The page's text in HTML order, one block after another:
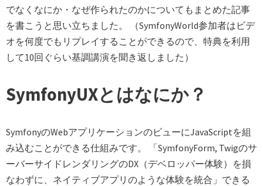
でなくなにか・なぜ作られたのかについてもまとめた記事
を書こうと思い立ちました。 （SymfonyWorld参加者はビデ
オを何度でもリプレイすることができるので、特典を利用
して10回ぐらい基調講演を聞き返しました）
SymfonyUXとはなにか？
SymfonyのWebアプリケーションのビューにJavaScriptを組
み込むことができる仕組みです。 「SymfonyForm, Twigのサ
ーバーサイドレンダリングのDX（デベロッパー体験）を損
なわずに、ネイティブアプリのような体験を統合」できる